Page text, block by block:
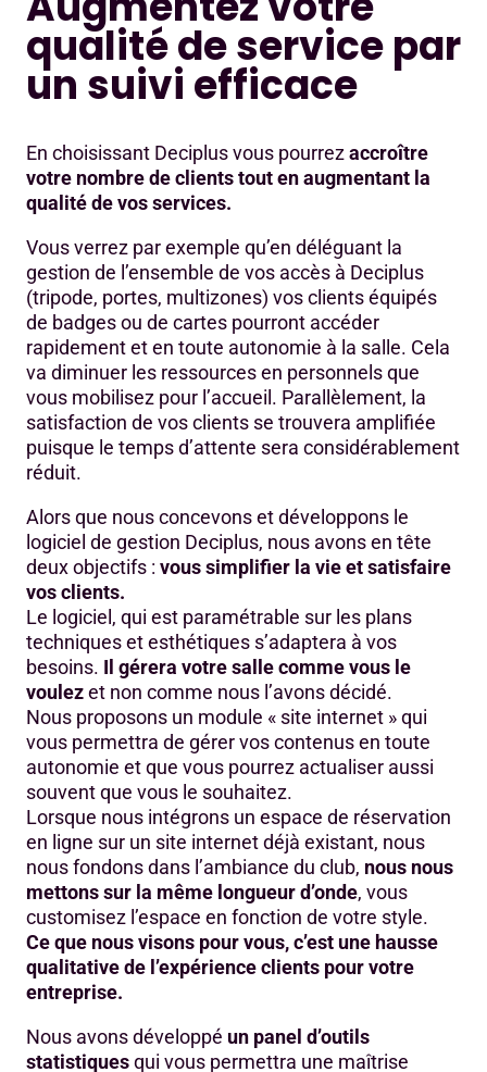
qualité de service par
un suivi efficace
En choisissant Deciplus vous pourrezaccroître
votre nombre de clients tout en augmentant la
qualité de vos services.
Vous verrez par exemple qu’en déléguant la
gestion de l’ensemble de vos accès à Deciplus
(tripode, portes, multizones) vos clients équipés
de badges ou de cartes pourront accéder
rapidement et en toute autonomie à la salle. Cela
va diminuer les ressources en personnels que
vous mobilisez pour l’accueil. Parallèlement, la
satisfaction de vos clients se trouvera amplifiée
puisque le temps d’attente sera considérablement
réduit.
Alors que nous concevons et développons le
logiciel de gestion Deciplus, nous avons en tête
deux objectifs : vous simplifier la vie et satisfaire
vos clients.
Le logiciel, qui est paramétrable sur les plans
techniques et esthétiques s’adaptera à vos
besoins. Il gérera votre salle comme vous le
voulezet non comme nous l’avons décidé.
Nous proposons un module « site internet » qui
vous permettra de gérer vos contenus en toute
autonomie et que vous pourrez actualiser aussi
souvent que vous le souhaitez.
Lorsque nous intégrons un espace de réservation
en ligne sur un site internet déjà existant, nous
nous fondons dans l’ambiance du club, nous nous
mettons sur la même longueur d’onde, vous
customisez l’espace en fonction de votre style.
Ce que nous visons pour vous, c’est une hausse
qualitative de l’expérience clients pour votre
entreprise.
Nous avons développé un panel d’outils
statistiquesqui vous permettra une maîtrise